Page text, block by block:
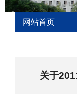
网站首页
关于